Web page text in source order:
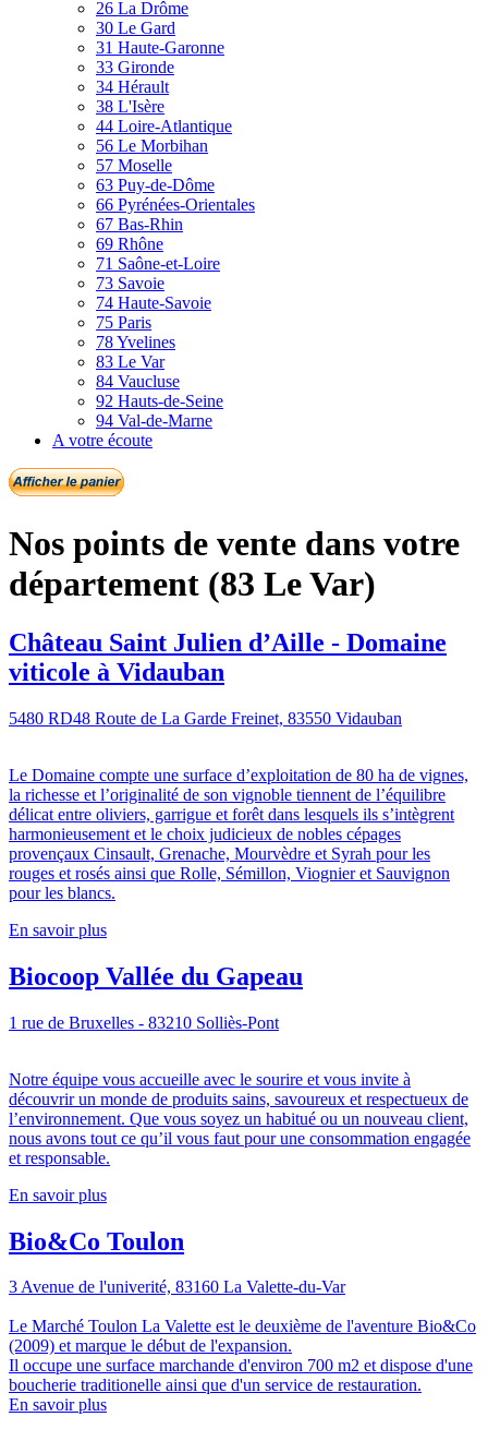
26 La Drôme
30 Le Gard
31 Haute-Garonne
33 Gironde
34 Hérault
38 L'Isère
44 Loire-Atlantique
56 Le Morbihan
57 Moselle
63 Puy-de-Dôme
66 Pyrénées-Orientales
67 Bas-Rhin
69 Rhône
71 Saône-et-Loire
73 Savoie
74 Haute-Savoie
75 Paris
78 Yvelines
83 Le Var
84 Vaucluse
92 Hauts-de-Seine
94 Val-de-Marne
A votre écoute
Nos points de vente dans votre
département (83 Le Var)
Château Saint Julien d’Aille - Domaine
viticole à Vidauban
5480 RD48 Route de La Garde Freinet, 83550 Vidauban
Le Domaine compte une surface d’exploitation de 80 ha de vignes,
la richesse et l’originalité de son vignoble tiennent de l’équilibre
délicat entre oliviers, garrigue et forêt dans lesquels ils s’intègrent
harmonieusement et le choix judicieux de nobles cépages
provençaux Cinsault, Grenache, Mourvèdre et Syrah pour les
rouges et rosés ainsi que Rolle, Sémillon, Viognier et Sauvignon
pour les blancs.
En savoir plus
Biocoop Vallée du Gapeau
1 rue de Bruxelles - 83210 Solliès-Pont
Notre équipe vous accueille avec le sourire et vous invite à
découvrir un monde de produits sains, savoureux et respectueux de
l’environnement. Que vous soyez un habitué ou un nouveau client,
nous avons tout ce qu’il vous faut pour une consommation engagée
et responsable.
En savoir plus
Bio&Co Toulon
3 Avenue de l'univerité, 83160 La Valette-du-Var
Le Marché Toulon La Valette est le deuxième de l'aventure Bio&Co
(2009) et marque le début de l'expansion.
Il occupe une surface marchande d'environ 700 m2 et dispose d'une
boucherie traditionelle ainsi que d'un service de restauration.
En savoir plus